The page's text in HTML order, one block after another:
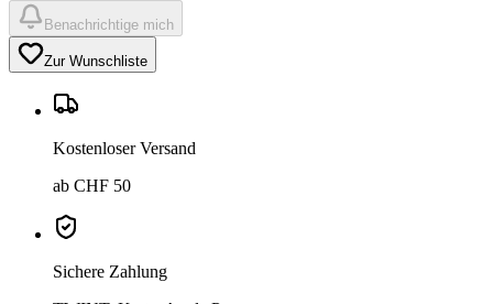
Benachrichtige mich
Zur Wunschliste
Kostenloser Versand
ab CHF 50
Sichere Zahlung